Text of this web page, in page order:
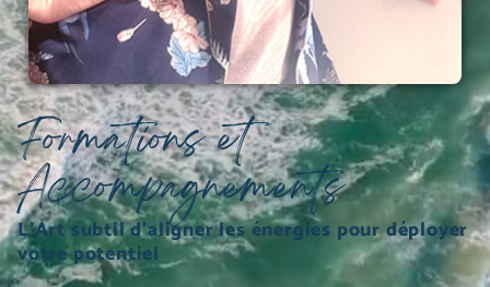
Formations et
Accompagnements
L'Art subtil d'aligner les énergies pour déployer
votre potentiel